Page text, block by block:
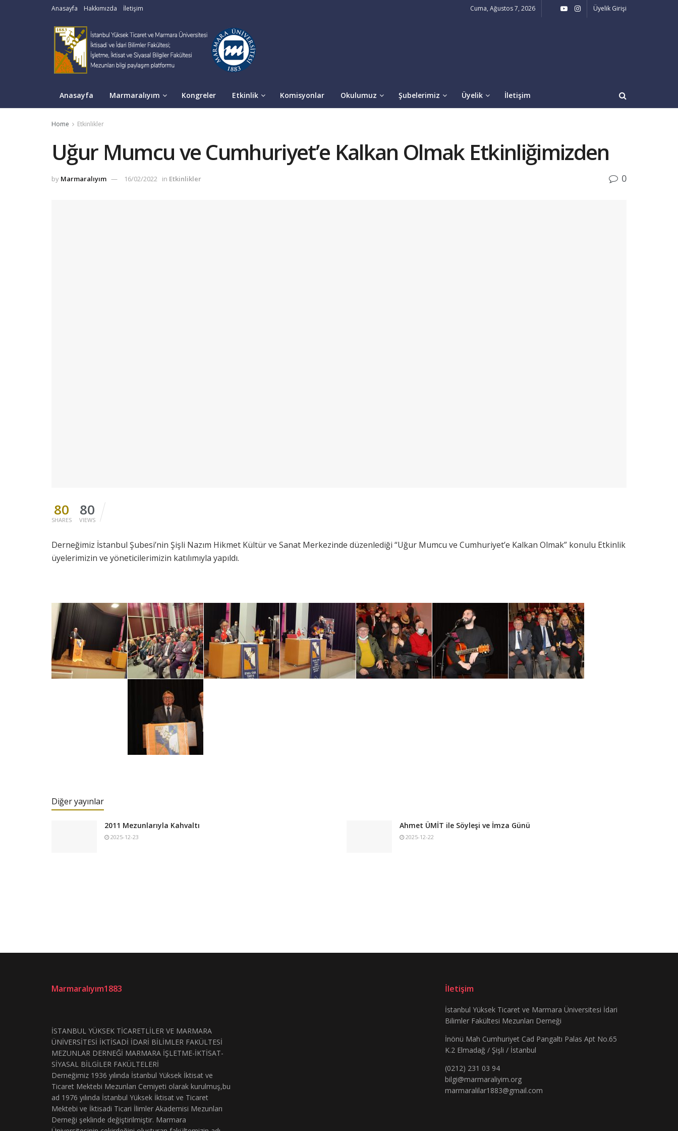
Anasayfa Hakkımızda İletişim Cuma, Ağustos 7, 2026 Üyelik Girişi
Anasayfa Marmaralıyım Kongreler Etkinlik Komisyonlar Okulumuz Şubelerimiz Üyelik İletişim
Home Etkinlikler
Uğur Mumcu ve Cumhuriyet’e Kalkan Olmak Etkinliğimizden
by Marmaralıyım 16/02/2022 in Etkinlikler 0
80
SHARES
80
VIEWS
Derneğimiz İstanbul Şubesi’nin Şişli Nazım Hikmet Kültür ve Sanat Merkezinde düzenlediği “Uğur Mumcu ve Cumhuriyet’e Kalkan Olmak” konulu Etkinlik
üyelerimizin ve yöneticilerimizin katılımıyla yapıldı.
Diğer yayınlar
2011 Mezunlarıyla Kahvaltı
2025-12-23
Ahmet ÜMİT ile Söyleşi ve İmza Günü
2025-12-22
Marmaralıyım1883
İSTANBUL YÜKSEK TİCARETLİLER VE MARMARA
ÜNİVERSİTESİ İKTİSADİ İDARİ BİLİMLER FAKÜLTESİ
MEZUNLAR DERNEĞİ MARMARA İŞLETME-İKTİSAT-
SİYASAL BİLGİLER FAKÜLTELERİ
Derneğimiz 1936 yılında İstanbul Yüksek İktisat ve
Ticaret Mektebi Mezunları Cemiyeti olarak kurulmuş,bu
ad 1976 yılında İstanbul Yüksek İktisat ve Ticaret
Mektebi ve İktisadi Ticari İlimler Akademisi Mezunları
Derneği şeklinde değiştirilmiştir. Marmara
İletişim
İstanbul Yüksek Ticaret ve Marmara Üniversitesi İdari
Bilimler Fakültesi Mezunları Derneği
İnönü Mah Cumhuriyet Cad Pangaltı Palas Apt No.65
K.2 Elmadağ / Şişli / İstanbul
(0212) 231 03 94
bilgi@marmaraliyim.org
marmaralilar1883@gmail.com